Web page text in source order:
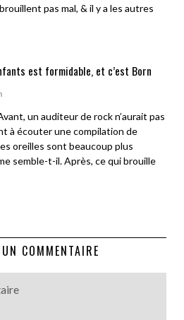
pas mal, & il y a les autres
est formidable, et c’est Born
un auditeur de rock n’aurait pas
à écouter une compilation de
oreilles sont beaucoup plus
semble-t-il. Après, ce qui brouille
COMMENTAIRE